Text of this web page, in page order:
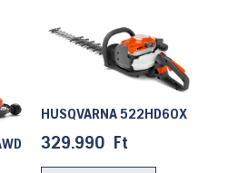
HUSQVARNA 522HD60X
329.990 Ft